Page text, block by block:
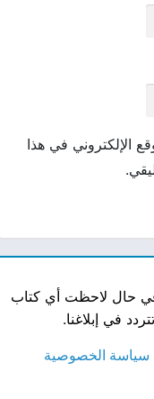
الإلكتروني في هذا
حال لاحظت أي كتاب
في إبلاغنا.
سياسة الخصوصية